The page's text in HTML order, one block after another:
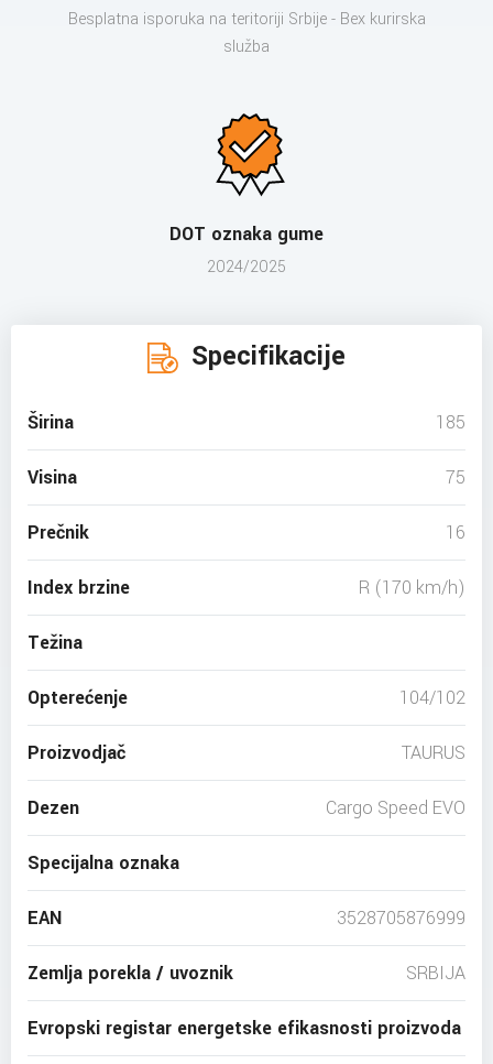
Besplatna isporuka na teritoriji Srbije - Bex kurirska
služba
DOT oznaka gume
2024/2025
Specifikacije
Širina 185
Visina 75
Prečnik 16
Index brzine R (170 km/h)
Težina
Opterećenje 104/102
Proizvodjač TAURUS
Dezen Cargo Speed EVO
Specijalna oznaka
EAN 3528705876999
Zemlja porekla / uvoznik SRBIJA
Evropski registar energetske efikasnosti proizvoda